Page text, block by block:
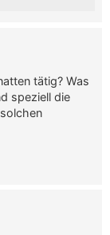
tätig? Was
speziell die